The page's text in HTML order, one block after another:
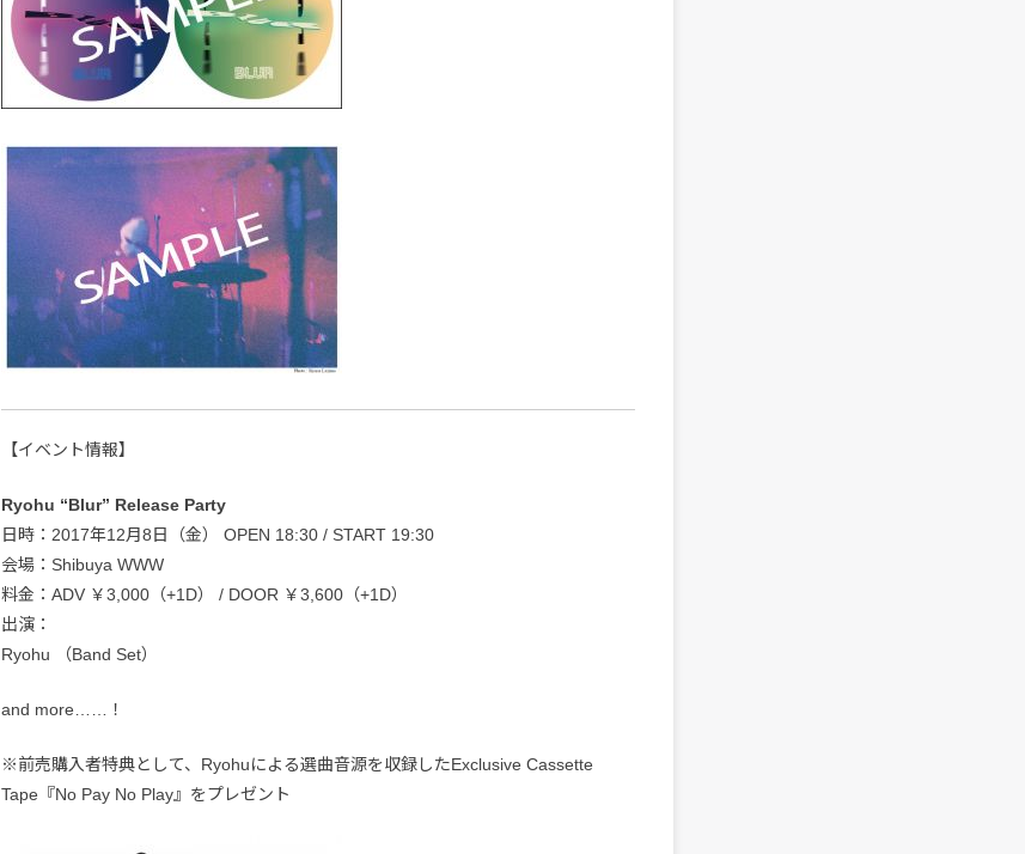
【イベント情報】
Ryohu “Blur” Release Party
日時：2017年12月8日（金） OPEN 18:30 / START 19:30
会場：Shibuya WWW
料金：ADV ￥3,000（+1D） / DOOR ￥3,600（+1D）
出演：
Ryohu （Band Set）
and more……！
※前売購入者特典として、Ryohuによる選曲音源を収録したExclusive Cassette
Tape『No Pay No Play』をプレゼント